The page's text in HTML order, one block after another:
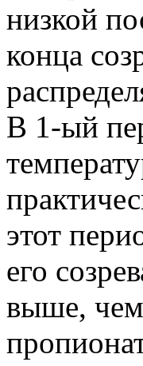
низкой
конца
В 1-ый
этот
его
выше, чем